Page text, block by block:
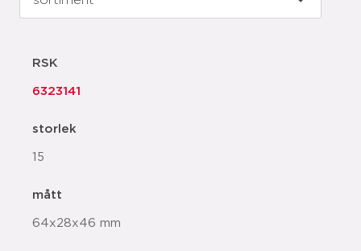
RSK
6323141
storlek
15
mått
64x28x46 mm